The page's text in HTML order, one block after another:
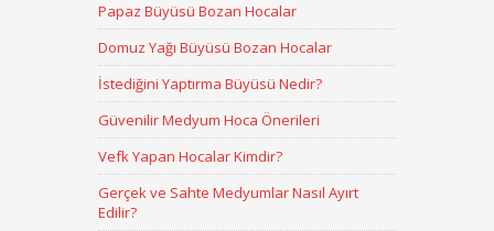
Papaz Büyüsü Bozan Hocalar
Domuz Yağı Büyüsü Bozan Hocalar
İstediğini Yaptırma Büyüsü Nedir?
Güvenilir Medyum Hoca Önerileri
Vefk Yapan Hocalar Kimdir?
Gerçek ve Sahte Medyumlar Nasıl Ayırt
Edilir?